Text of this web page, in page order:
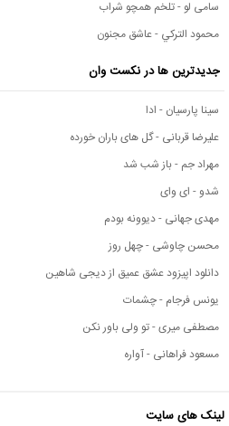
سامی لو - تلخم همچو شراب
محمود التركي - عاشق مجنون
جدیدترین ها در نکست وان
سینا پارسیان - ادا
علیرضا قربانی - گل های باران خورده
مهراد جم - باز شب شد
شدو - ای وای
مهدی جهانی - دیوونه بودم
محسن چاوشی - چهل روز
دانلود اپیزود عشق عمیق از دیجی شاهین
یونس فرجام - چشمات
مصطفی میری - تو ولی باور نکن
مسعود فراهانی - آواره
لینک های سایت